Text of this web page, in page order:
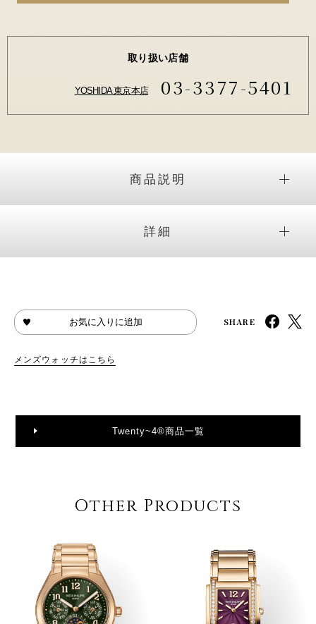
取り扱い店舗
YOSHIDA 東京本店 03-3377-5401
商品説明
詳細
お気に入りに追加 SHARE
メンズウォッチはこちら
Twenty~4®商品一覧
Other Products